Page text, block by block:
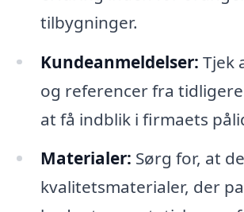
tilbygninger.
Kundeanmeldelser: Tjek
og referencer fra
at få indblik i firmaets
Materialer: Sørg for, at
kvalitetsmaterialer, der